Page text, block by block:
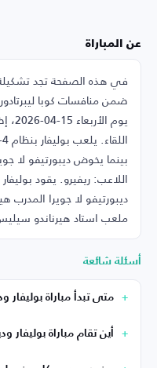
عن المباراة
في هذه الصفحة تجد تشكيلة
يوم
اللاعب: ريفيرو. يقود
ديبورتيفو لا جويرا المدرب
ملعب استاد هيرناندو
أسئلة شائعة
متى تبدأ مباراة بوليفار
أين تقام مباراة بوليفار